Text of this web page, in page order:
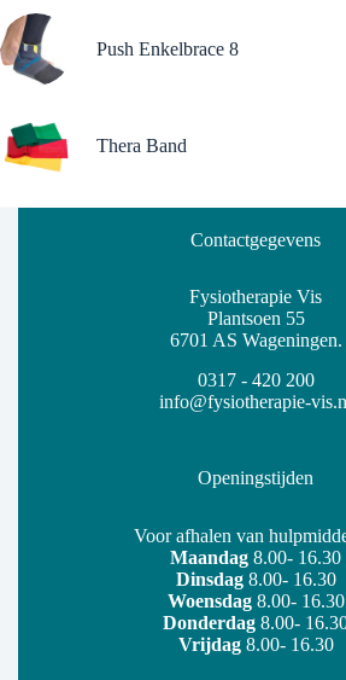
Push Enkelbrace 8
Thera Band
Contactgegevens
Fysiotherapie Vis
Plantsoen 55
6701 AS Wageningen.
0317 - 420 200
info@fysiotherapie-
Openingstijden
Voor afhalen van
Maandag 8.00- 16.30
Dinsdag8.00- 16.30
Woensdag8.00- 16.30
Donderdag 8.00-
Vrijdag8.00- 16.30